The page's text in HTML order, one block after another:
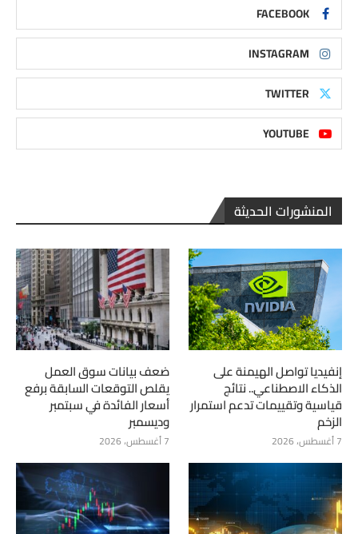
FACEBOOK
INSTAGRAM
TWITTER
YOUTUBE
المنشورات الحديثة
إنفيديا تواصل الهيمنة على
الذكاء الاصطناعي.. نتائج
قياسية وتقييمات تدعم استمرار
الزخم
7 أغسطس، 2026
ضعف بيانات سوق العمل
يقلص التوقعات السابقة برفع
أسعار الفائدة في سبتمبر
وديسمبر
7 أغسطس، 2026